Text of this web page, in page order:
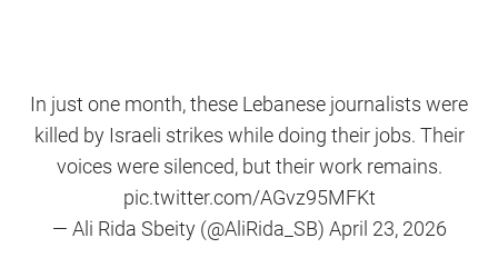
In just one month, these Lebanese journalists were
killed by Israeli strikes while doing their jobs. Their
voices were silenced, but their work remains.
pic.twitter.com/AGvz95MFKt
— Ali Rida Sbeity (@AliRida_SB) April 23, 2026